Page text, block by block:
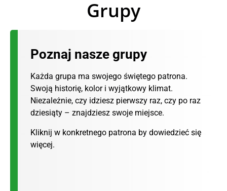
Grupy
Poznaj nasze grupy
Każda grupa ma swojego świętego patrona.
Swoją historię, kolor i wyjątkowy klimat.
Niezależnie, czy idziesz pierwszy raz, czy po raz
dziesiąty – znajdziesz swoje miejsce.
Kliknij w konkretnego patrona by dowiedzieć się
więcej.